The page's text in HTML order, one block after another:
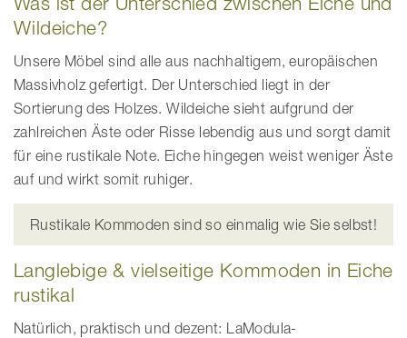
Wildeiche?
Unsere Möbel sind alle aus nachhaltigem, europäischen
Massivholz gefertigt. Der Unterschied liegt in der
Sortierung des Holzes. Wildeiche sieht aufgrund der
zahlreichen Äste oder Risse lebendig aus und sorgt damit
für eine rustikale Note. Eiche hingegen weist weniger Äste
auf und wirkt somit ruhiger.
Rustikale Kommoden sind so einmalig wie Sie selbst!
Langlebige & vielseitige Kommoden in Eiche
rustikal
Natürlich, praktisch und dezent: LaModula-